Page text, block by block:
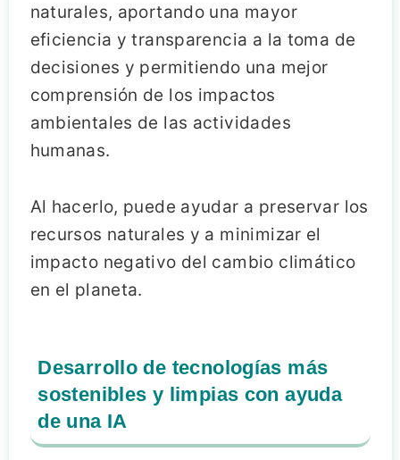
naturales, aportando una mayor
eficiencia y transparencia a la toma de
decisiones y permitiendo una mejor
comprensión de los impactos
ambientales de las actividades
humanas.
Al hacerlo, puede ayudar a preservar los
recursos naturales y a minimizar el
impacto negativo del cambio climático
en el planeta.
Desarrollo de tecnologías más
sostenibles y limpias con ayuda
de una IA